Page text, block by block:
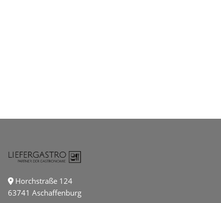
Horchstraße 124
63741 Aschaffenburg